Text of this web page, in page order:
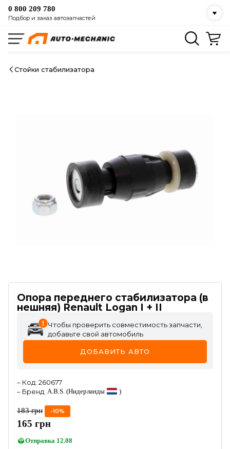
0 800 209 780
Подбор и заказ автозапчастей
Стойки стабилизатора
Опора переднего стабилизатора (в
нешняя) Renault Logan I + II
Чтобы проверить совместимость запчасти,
добавьте свой автомобиль
ДОБАВИТЬ АВТО
– Код: 260677
– Бренд: A.B.S. (Нидерланды )
183 грн -10%
165 грн
Отправка 12.08